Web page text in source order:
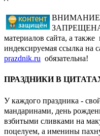
ВНИМАНИЕ!
материалов сайта, а
индексируемая ссылка на
prazdnik.ru обязательна!
ПРАЗДНИКИ В
У каждого праздника -
мандаринами, день
взбитыми сливками на
поцелуем, а именины